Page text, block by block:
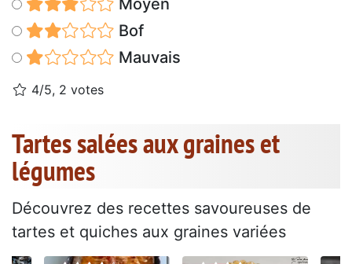
Moyen
Bof
Mauvais
4/5, 2 votes
Tartes salées aux graines et
légumes
Découvrez des recettes savoureuses de
tartes et quiches aux graines variées